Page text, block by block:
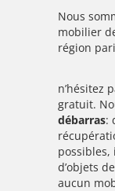
Nous
mobilier
région
n’hésitez
gratuit.
débarras:
possibles,
d’objets
aucun